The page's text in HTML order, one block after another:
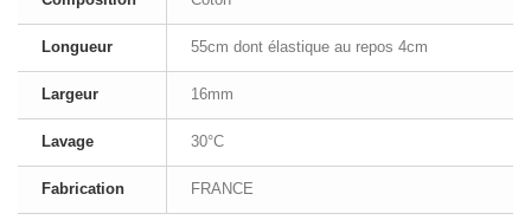
Longueur 55cm dont élastique au repos 4cm
Largeur 16mm
Lavage 30°C
Fabrication FRANCE